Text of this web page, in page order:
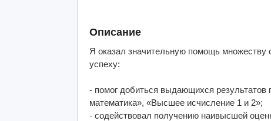
Описание
Я оказал значительную помощь множеству
успеху:
- помог добиться выдающихся
математика», «Высшее исчисление 1 и 2»;
- содействовал получению наивысшей